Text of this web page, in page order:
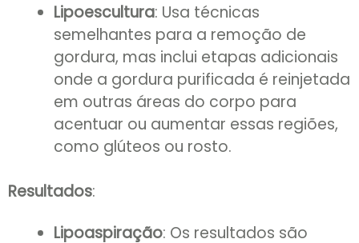
Lipoescultura: Usa técnicas
semelhantes para a remoção de
gordura, mas inclui etapas adicionais
onde a gordura purificada é reinjetada
em outras áreas do corpo para
acentuar ou aumentar essas regiões,
como glúteos ou rosto.
Resultados:
Lipoaspiração: Os resultados são